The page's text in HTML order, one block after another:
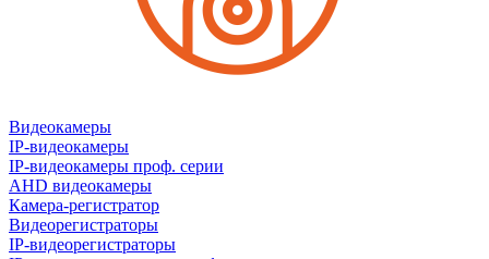
Видеокамеры
IP-видеокамеры
IP-видеокамеры проф. серии
AHD видеокамеры
Камера-регистратор
Видеорегистраторы
IP-видеорегистраторы